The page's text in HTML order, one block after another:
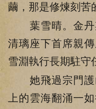
繭，那是修煉刻苦
葉雪晴。金丹
清璃座下首席親
雪淵執行長期駐守
她飛過宗門護
上的雲海翻涌一